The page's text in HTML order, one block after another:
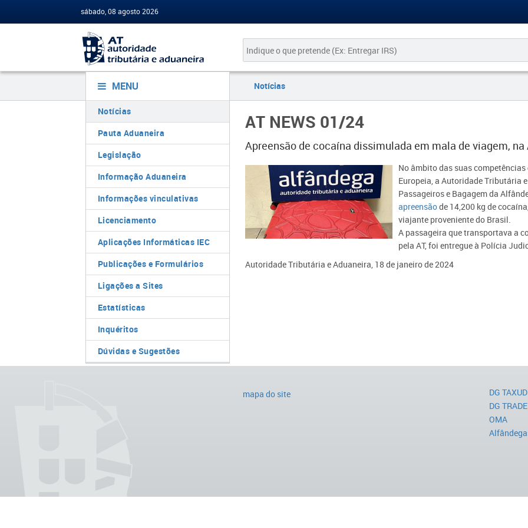
sábado, 08 agosto 2026
MENU
Notícias
Pauta Aduaneira
Legislação
Informação Aduaneira
Informações vinculativas
Licenciamento
Aplicações Informáticas IEC
Publicações e Formulários
Ligações a Sites
Estatísticas
Inquéritos
Dúvidas e Sugestões
Notícias
AT NEWS 01/24
Apreensão de cocaína dissimulada em mala de viagem,
​No âmbito das suas
Europeia, a Autoridade Tributária
Passageiros e Bagagem da
apreensãode 14,200 kg de
viajante proveniente do Brasil.
A passageira que transportava a
pela AT, foi entregue à Polícia
Autoridade Tributária e Aduaneira, 18 de janeiro de 2024
mapa do site
DG TAXUD
DG TRADE
OMA